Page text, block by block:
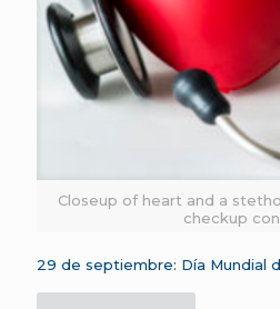
Closeup of heart and a
checkup
29 de septiembre: Día Mundial